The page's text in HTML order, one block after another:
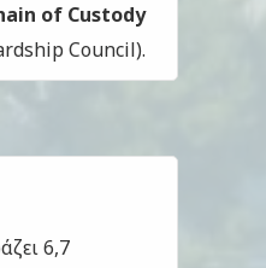
of Custody
Council).
6,7